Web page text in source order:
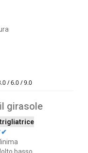
/ 6.0 / 9.0
girasole